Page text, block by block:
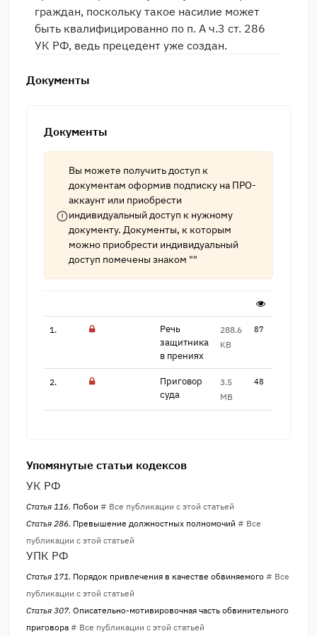
граждан, поскольку такое насилие может
быть квалифицированно по п. А ч.3 ст. 286
УК РФ, ведь прецедент уже создан.
Документы
Документы
Вы можете получить доступ к
документам оформив подписку на ПРО-
аккаунт или приобрести
индивидуальный доступ к нужному
документу. Документы, к которым
можно приобрести индивидуальный
доступ помечены знаком ""
1.
Речь
защитника
в пре​ниях
288.6
KB
87
2.
Приговор
суда
3.5
MB
48
Упомянутые статьи кодексов
УК РФ
Статья 116. Побои # Все публикации с этой статьей
Статья 286. Превышение должностных полномочий # Все
публикации с этой статьей
УПК РФ
Статья 171. Порядок привлечения в качестве обвиняемого # Все
публикации с этой статьей
Статья 307. Описательно-мотивировочная часть обвинительного
приговора # Все публикации с этой статьей